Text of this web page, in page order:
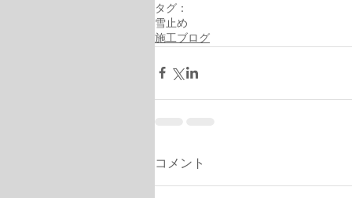
タグ：
雪止め
施工ブログ
コメント